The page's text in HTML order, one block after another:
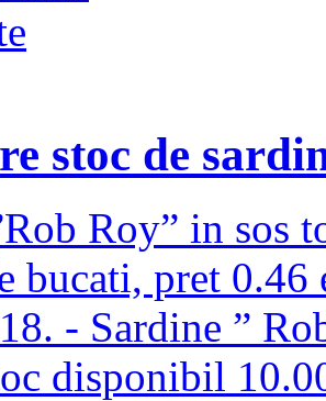
stoc de
Roy” in sos
bucati, pret
- Sardine ”
disponibil